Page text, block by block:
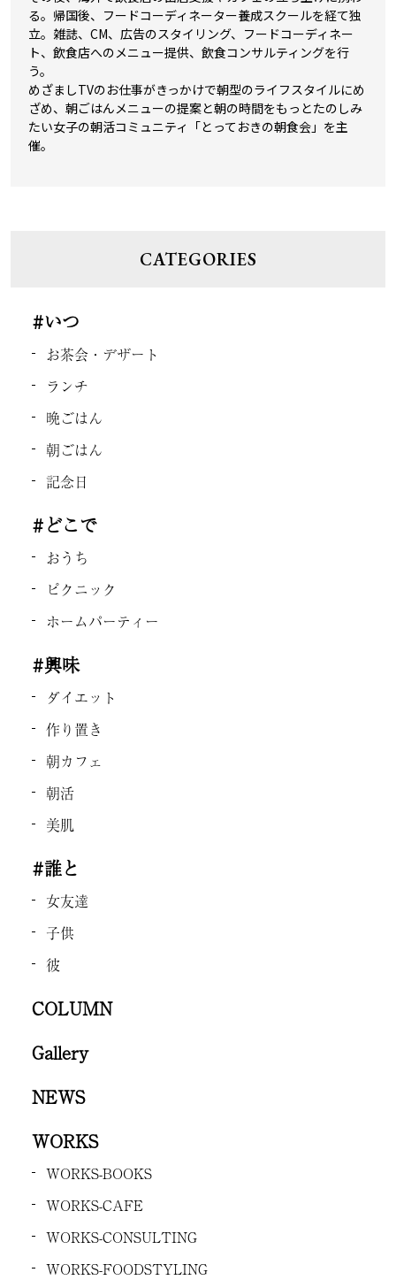
る。帰国後、フードコーディネーター養成スクールを経て独
立。雑誌、CM、広告のスタイリング、フードコーディネー
ト、飲食店へのメニュー提供、飲食コンサルティングを行
う。
めざましTVのお仕事がきっかけで朝型のライフスタイルにめ
ざめ、朝ごはんメニューの提案と朝の時間をもっとたのしみ
たい女子の朝活コミュニティ「とっておきの朝食会」を主
催。
CATEGORIES
#いつ
お茶会・デザート
ランチ
晩ごはん
朝ごはん
記念日
#どこで
おうち
ピクニック
ホームパーティー
#興味
ダイエット
作り置き
朝カフェ
朝活
美肌
#誰と
女友達
子供
彼
COLUMN
Gallery
NEWS
WORKS
WORKS-BOOKS
WORKS-CAFE
WORKS-CONSULTING
WORKS-FOODSTYLING